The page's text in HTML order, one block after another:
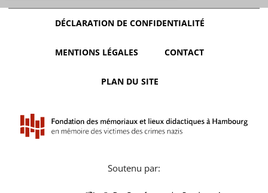
DÉCLARATION DE CONFIDENTIALITÉ
MENTIONS LÉGALES CONTACT
PLAN DU SITE
Soutenu par: